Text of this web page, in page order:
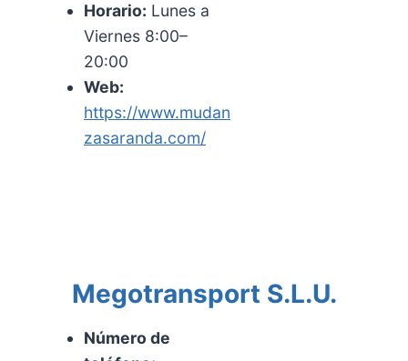
Horario: Lunes a
Viernes 8:00–
20:00
Web:
https://www.mudan
zasaranda.com/
Megotransport S.L.U.
Número de